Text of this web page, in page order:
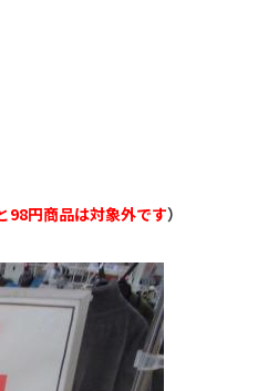
98円商品は対象外です）